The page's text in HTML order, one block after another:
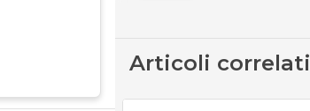
Articoli correlati